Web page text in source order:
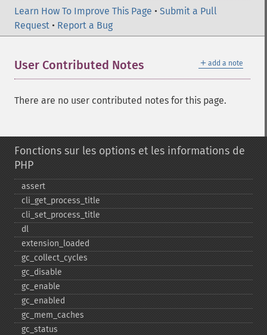
Learn How To Improve This Page • Submit a Pull
Request • Report a Bug
＋ add a note
User Contributed Notes
There are no user contributed notes for this page.
Fonctions sur les options et les informations de
PHP
assert
cli_​get_​process_​title
cli_​set_​process_​title
dl
extension_​loaded
gc_​collect_​cycles
gc_​disable
gc_​enable
gc_​enabled
gc_​mem_​caches
gc_​status